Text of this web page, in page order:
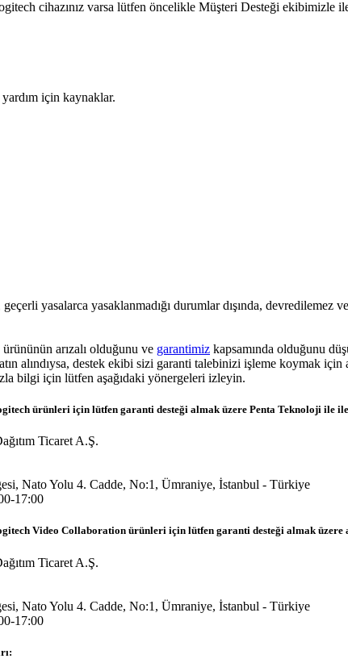
cihazınız varsa lütfen öncelikle Müşteri Desteği
için kaynaklar.
geçerli yasalarca yasaklanmadığı durumlar dışında, devredilemez
arızalı olduğunu ve garantimiz kapsamında olduğunu
alındıysa, destek ekibi sizi garanti talebinizi işleme koymak
bilgi için lütfen aşağıdaki yönergeleri izleyin.
ürünleri için lütfen garanti desteği almak üzere Penta Teknoloji ile
Ticaret A.Ş.
Nato Yolu 4. Cadde, No:1, Ümraniye, İstanbul - Türkiye
17:00
Video Collaboration ürünleri için lütfen garanti desteği almak
Ticaret A.Ş.
Nato Yolu 4. Cadde, No:1, Ümraniye, İstanbul - Türkiye
17:00